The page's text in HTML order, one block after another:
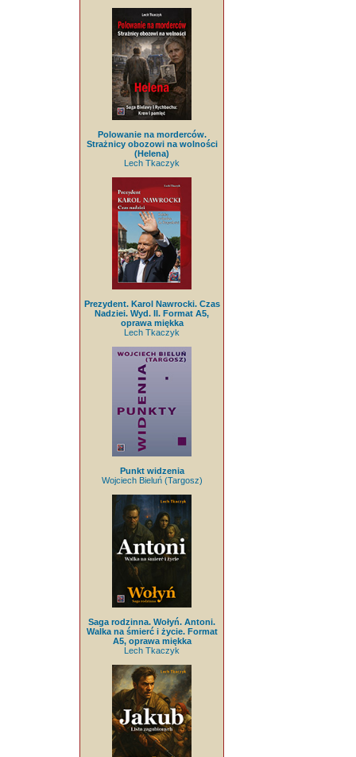
Polowanie na morderców.
Strażnicy obozowi na wolności
(Helena)
Lech Tkaczyk
Prezydent. Karol Nawrocki. Czas
Nadziei. Wyd. II. Format A5,
oprawa miękka
Lech Tkaczyk
Punkt widzenia
Wojciech Bieluń (Targosz)
Saga rodzinna. Wołyń. Antoni.
Walka na śmierć i życie. Format
A5, oprawa miękka
Lech Tkaczyk